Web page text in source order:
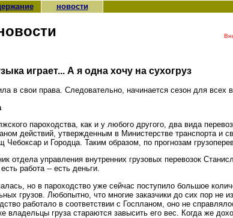
новости
играет... А я одна хочу на сухогруз
в свои права. Следовательно, начинается сезон для всех
пароходства, как и у любого другого, два вида
действий, утвержденным в Министерстве транспорта и
и Городца. Таким образом, по прогнозам
отдела управления внутренних грузовых перевозок
работа -- есть деньги.
но в пароходство уже сейчас поступило большое
грузов. Любопытно, что многие заказчики до сих пор не
работало в соответствии с Госпланом, оно не
владельцы груза стараются завысить его вес. Когда же